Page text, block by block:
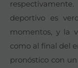
deportivo es
momentos, y la
como al final del
pronóstico con